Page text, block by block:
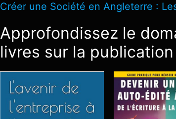
Créer une Société en Angleterre :
Approfondissez le
livres sur la